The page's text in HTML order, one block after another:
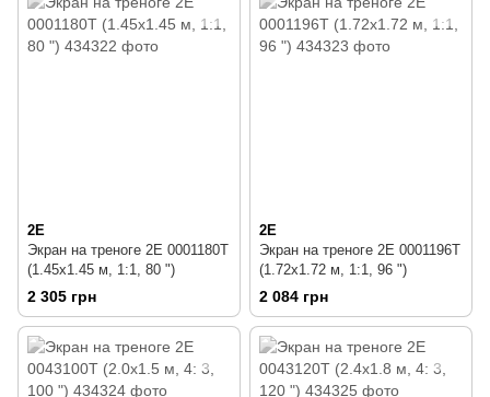
2E
Экран на треноге 2E 0001180T
(1.45x1.45 м, 1:1, 80 ")
2 305 грн
2E
Экран на треноге 2E 0001196T
(1.72x1.72 м, 1:1, 96 ")
2 084 грн